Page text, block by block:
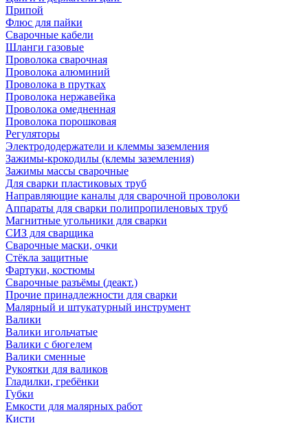
Припой
Флюс для пайки
Сварочные кабели
Шланги газовые
Проволока сварочная
Проволока алюминий
Проволока в прутках
Проволока нержавейка
Проволока омедненная
Проволока порошковая
Регуляторы
Электрододержатели и клеммы заземления
Зажимы-крокодилы (клемы заземления)
Зажимы массы сварочные
Для сварки пластиковых труб
Направляющие каналы для сварочной проволоки
Аппараты для сварки полипропиленовых труб
Магнитные угольники для сварки
СИЗ для сварщика
Сварочные маски, очки
Стёкла защитные
Фартуки, костюмы
Сварочные разъёмы (деакт.)
Прочие принадлежности для сварки
Малярный и штукатурный инструмент
Валики
Валики игольчатые
Валики с бюгелем
Валики сменные
Рукоятки для валиков
Гладилки, гребёнки
Губки
Емкости для малярных работ
Кисти